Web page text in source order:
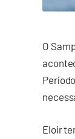
O
Eloir